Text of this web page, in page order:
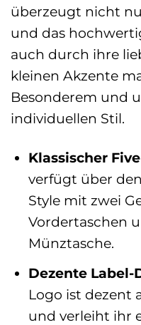
überzeugt nicht
und das
auch durch ihre
kleinen Akzente
Besonderem und
individuellen Stil.
Klassischer
verfügt über
Style mit zwei
Vordertaschen
Münztasche.
Dezente Label-
Logo ist dezent
und verleiht ihr